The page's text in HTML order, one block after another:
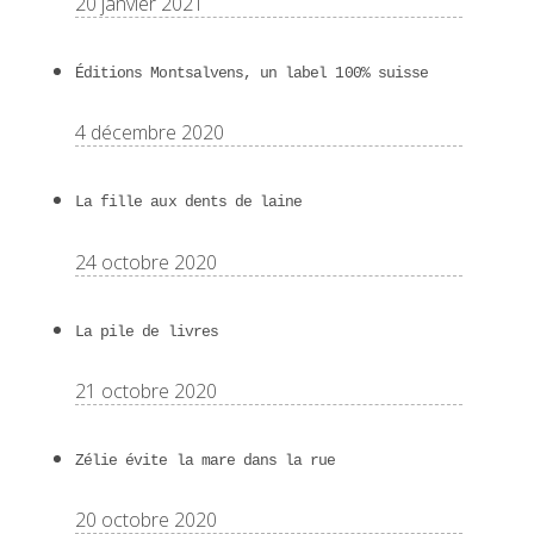
Éditions Montsalvens, un label 100% suisse
4 décembre 2020
La fille aux dents de laine
24 octobre 2020
La pile de livres
21 octobre 2020
Zélie évite la mare dans la rue
20 octobre 2020